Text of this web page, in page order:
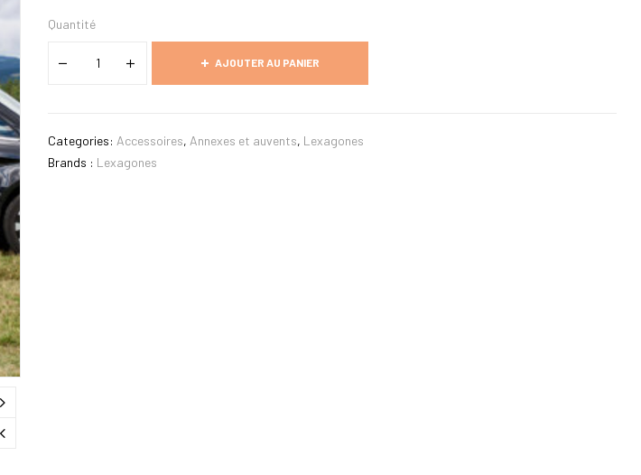
Quantité
AJOUTER AU PANIER
Categories: Accessoires, Annexes et auvents, Lexagones
Brands : Lexagones